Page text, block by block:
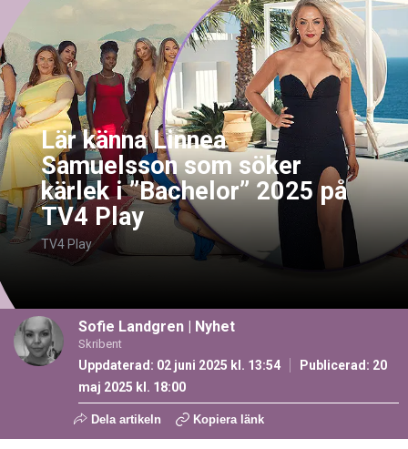
Lär känna Linnea
Samuelsson som söker
kärlek i ”Bachelor” 2025 på
TV4 Play
TV4 Play
Sofie Landgren | Nyhet
Skribent
Uppdaterad: 02 juni 2025 kl. 13:54 Publicerad: 20
maj 2025 kl. 18:00
Dela artikeln Kopiera länk